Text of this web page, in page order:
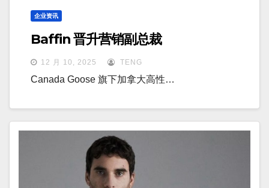
企业资讯
Baffin 晋升营销副总裁
12 月 10, 2025 TENG
Canada Goose 旗下加拿大高性…